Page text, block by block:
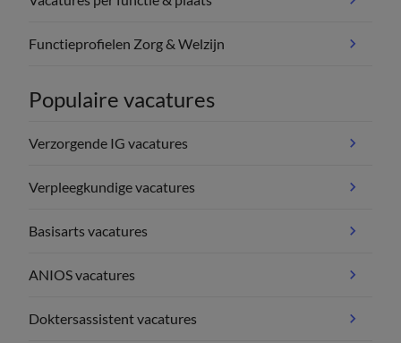
Functieprofielen Zorg & Welzijn
Populaire vacatures
Verzorgende IG vacatures
Verpleegkundige vacatures
Basisarts vacatures
ANIOS vacatures
Doktersassistent vacatures